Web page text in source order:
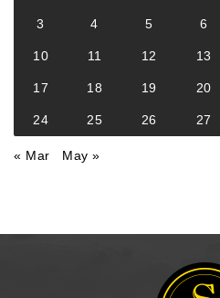
3 4 5 6
10 11 12 13
17 18 19 20
24 25 26 27
« Mar May »